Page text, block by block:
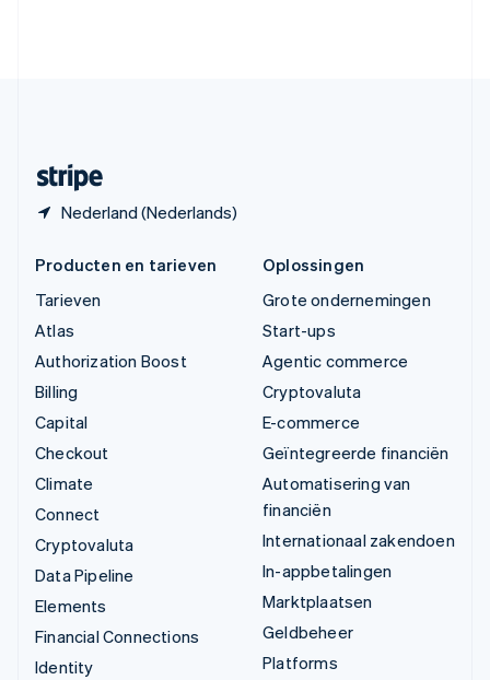
Nederland (Nederlands)
Producten en tarieven
Tarieven
Atlas
Authorization Boost
Billing
Capital
Checkout
Climate
Connect
Cryptovaluta
Data Pipeline
Elements
Financial Connections
Identity
Oplossingen
Grote ondernemingen
Start-ups
Agentic commerce
Cryptovaluta
E-commerce
Geïntegreerde financiën
Automatisering van
financiën
Internationaal zakendoen
In-appbetalingen
Marktplaatsen
Geldbeheer
Platforms